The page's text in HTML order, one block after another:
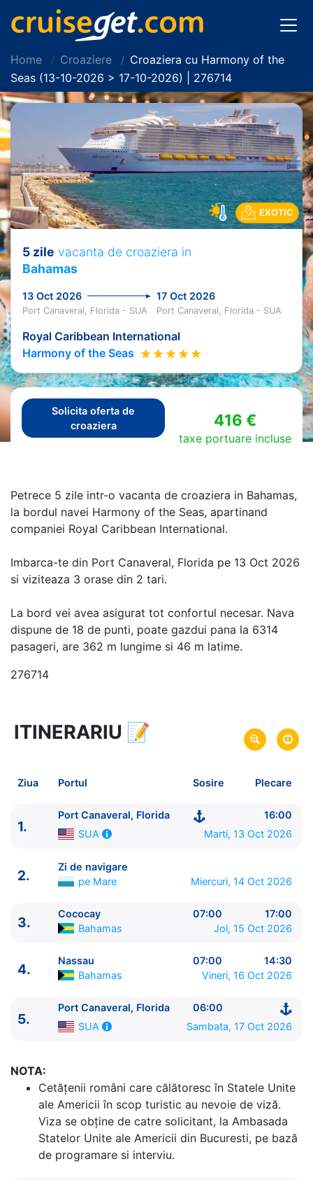
Home Croaziere
Croaziera cu Harmony of the
Seas (13-10-2026 > 17-10-2026) | 276714
EXOTIC
5 zile vacanta de croaziera in
Bahamas
13 Oct 2026 17 Oct 2026
Port Canaveral, Florida - SUA Port Canaveral, Florida - SUA
Royal Caribbean International
Harmony of the Seas
Solicita oferta de
croaziera
416 €
taxe portuare incluse
Petrece 5 zile intr-o vacanta de croaziera in Bahamas,
la bordul navei Harmony of the Seas, apartinand
companiei Royal Caribbean International.
Imbarca-te din Port Canaveral, Florida pe 13 Oct 2026
si viziteaza 3 orase din 2 tari.
La bord vei avea asigurat tot confortul necesar. Nava
dispune de 18 de punti, poate gazdui pana la 6314
pasageri, are 362 m lungime si 46 m latime.
276714
5 zile vacanta de croaziera in
link oferta
Plecare pe 13 Oct 2026
din Port Canaveral, Florida,
Sosire pe 17 Oct 2026 in Port Canaveral, Florida,
SUA
Royal Caribbean International
Harmony of the Seas
Ziua | Portul | Sosire - Plecare
----------------------------------------
Port Canaveral, Florida SUA ⚓ - 16:00
Zi de navigare pe Mare 0:00 - 0:00
Cococay Bahamas 07:00 - 17:00
Nassau Bahamas 07:00 - 14:30
ITINERARIU 📝
Ziua Portul Sosire Plecare
1.
Port Canaveral, Florida
16:00
SUA
Marti, 13 Oct 2026
2.
Zi de navigare
pe Mare
Miercuri, 14 Oct 2026
3.
Cococay 07:00
17:00
Bahamas
Joi, 15 Oct 2026
4.
Nassau 07:00
14:30
Bahamas
Vineri, 16 Oct 2026
5.
Port Canaveral, Florida
06:00
SUA
Sambata, 17 Oct 2026
NOTA:
Cetăţenii români care călătoresc în Statele Unite
ale Americii în scop turistic au nevoie de viză.
Viza se obține de catre solicitant, la Ambasada
Statelor Unite ale Americii din Bucuresti, pe bază
de programare si interviu.